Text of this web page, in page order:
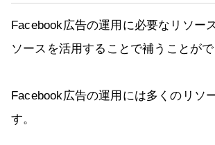
Facebook広告の運用に必要なリソー
ソースを活用することで補うことがで
Facebook広告の運用には多くのリソ
す。